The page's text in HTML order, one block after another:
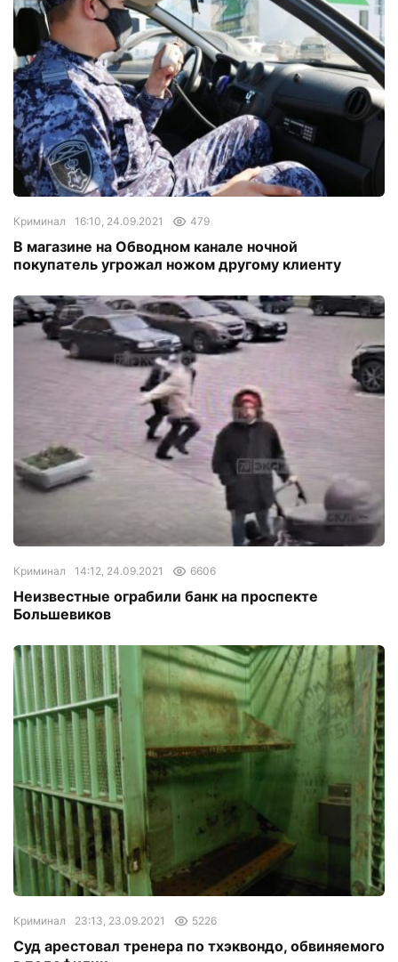
Криминал 16:10, 24.09.2021 479
В магазине на Обводном канале ночной
покупатель угрожал ножом другому клиенту
Криминал 14:12, 24.09.2021 6606
Неизвестные ограбили банк на проспекте
Большевиков
Криминал 23:13, 23.09.2021 5226
Суд арестовал тренера по тхэквондо, обвиняемого